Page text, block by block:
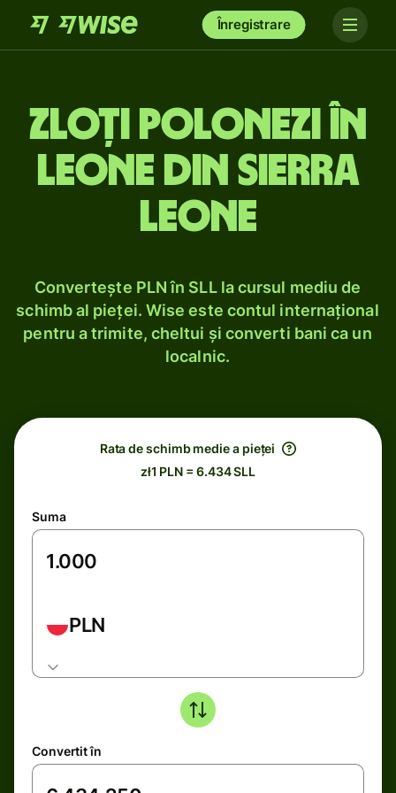
Înregistrare
Zloți polonezi în
leone din Sierra
Leone
Convertește PLN în SLL la cursul mediu de
schimb al pieței. Wise este contul internațional
pentru a trimite, cheltui și converti bani ca un
localnic.
Rata de schimb medie a pieței
zł1 PLN = 6.434 SLL
Suma
PLN
Convertit în